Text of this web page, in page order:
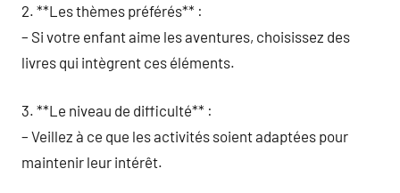
2. **Les thèmes préférés** :
– Si votre enfant aime les aventures, choisissez des
livres qui intègrent ces éléments.
3. **Le niveau de difficulté** :
– Veillez à ce que les activités soient adaptées pour
maintenir leur intérêt.